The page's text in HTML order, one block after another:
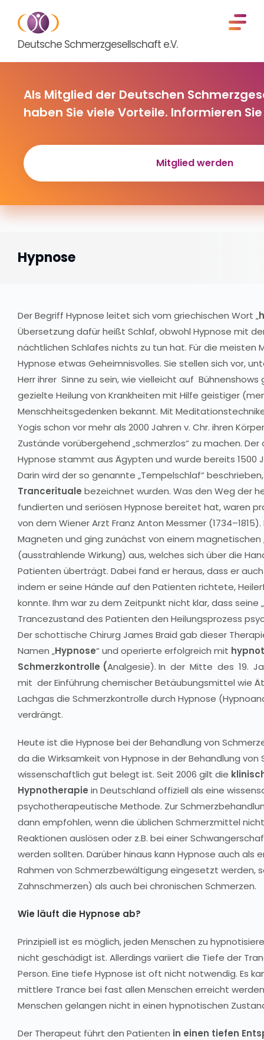
Deutsche Schmerzgesellschaft e.V.
Als Mitglied der Deutschen
haben Sie viele Vorteile. Informieren
Mitglied werden
Hypnose
Der Begriff Hypnose leitet sich vom griechischen Wort „
Übersetzung dafür heißt Schlaf, obwohl Hypnose mit
nächtlichen Schlafes nichts zu tun hat. Für die meisten
Hypnose etwas Geheimnisvolles. Sie stellen sich vor,
Herr ihrer Sinne zu sein, wie vielleicht auf Bühnenshows
gezielte Heilung von Krankheiten mit Hilfe geistiger
Menschheitsgedenken bekannt. Mit
Yogis schon vor mehr als 2000 Jahren v. Chr. ihren
Zustände vorübergehend „schmerzlos“ zu machen.
Hypnose stammt aus Ägypten und wurde bereits 1500
Darin wird der so genannte „Tempelschlaf“
Trancerituale bezeichnet wurden. Was den Weg der
fundierten und seriösen Hypnose bereitet hat, waren
von dem Wiener Arzt Franz Anton Messmer
Magneten und ging zunächst von einem magnetischen
(ausstrahlende Wirkung) aus, welches sich über die
Patienten überträgt. Dabei fand er heraus, dass er
indem er seine Hände auf den Patienten richtete,
konnte. Ihm war zu dem Zeitpunkt nicht klar, dass seine
Trancezustand des Patienten den Heilungsprozess
Der schottische Chirurg James Braid gab dieser
Namen „Hypnose“ und operierte erfolgreich mit
Schmerzkontrolle (Analgesie). In der Mitte des 19.
mit der Einführung chemischer Betäubungsmittel wie
Lachgas die Schmerzkontrolle durch Hypnose
verdrängt.
Heute ist die Hypnose bei der Behandlung von
da die Wirksamkeit von Hypnose in der Behandlung von
wissenschaftlich gut belegt ist. Seit 2006 gilt die
Hypnotherapie in Deutschland offiziell als eine
psychotherapeutische Methode. Zur
dann empfohlen, wenn die üblichen Schmerzmittel
Reaktionen auslösen oder z.B. bei einer
werden sollten. Darüber hinaus kann Hypnose auch als
Rahmen von Schmerzbewältigung eingesetzt werden,
Zahnschmerzen) als auch bei chronischen Schmerzen.
Wie läuft die Hypnose ab?
Prinzipiell ist es möglich, jeden Menschen zu
nicht geschädigt ist. Allerdings variiert die Tiefe der
Person. Eine tiefe Hypnose ist oft nicht notwendig. Es
mittlere Trance bei fast allen Menschen erreicht
Menschen gelangen nicht in einen hypnotischen
Der Therapeut führt den Patienten in einen tiefen